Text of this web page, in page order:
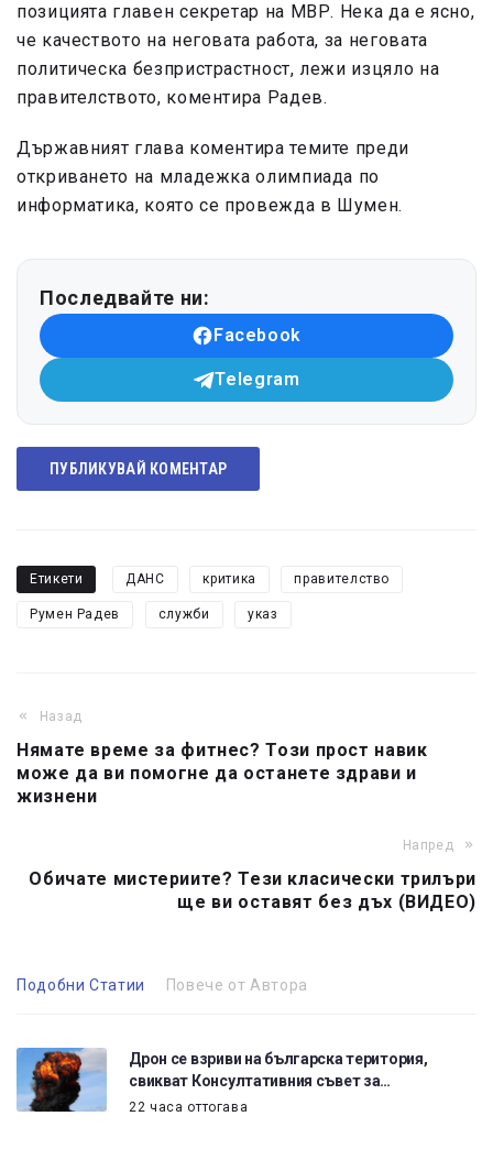
позицията главен секретар на МВР. Нека да е ясно,
че качеството на неговата работа, за неговата
политическа безпристрастност, лежи изцяло на
правителството, коментира Радев.
Държавният глава коментира темите преди
откриването на младежка олимпиада по
информатика, която се провежда в Шумен.
Последвайте ни:
Facebook
Telegram
ПУБЛИКУВАЙ КОМЕНТАР
Етикети ДАНС критика правителство
Румен Радев служби указ
Назад
Нямате време за фитнес? Този прост навик
може да ви помогне да останете здрави и
жизнени
Напред
Обичате мистериите? Тези класически трилъри
ще ви оставят без дъх (ВИДЕО)
Подобни Статии Повече от Автора
Дрон се взриви на българска територия,
свикват Консултативния съвет за…
22 часа оттогава